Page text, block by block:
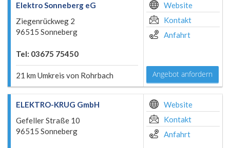
Elektro Sonneberg eG
Ziegenrückweg 2
96515 Sonneberg
Tel: 03675 75450
21 km Umkreis von Rohrbach
Website
Kontakt
Anfahrt
Angebot anfordern
ELEKTRO-KRUG GmbH
Gefeller Straße 10
96515 Sonneberg
Website
Kontakt
Anfahrt